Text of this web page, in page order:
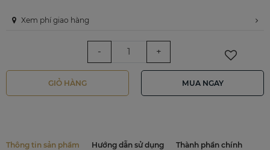
Xem phí giao hàng
- +
GIỎ HÀNG MUA NGAY
Thông tin sản phẩm Hướng dẫn sử dụng Thành phần chính